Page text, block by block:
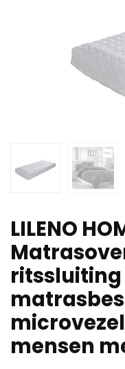
LILENO
ritssluiting
mensen